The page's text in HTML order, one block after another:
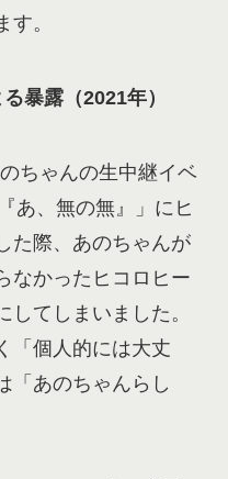
。
暴露（2021年）
ちゃんの生中継イベ
あ、無の無』」にヒ
た際、あのちゃんが
なかったヒコロヒー
てしまいました。
「個人的には大丈
「あのちゃんらし